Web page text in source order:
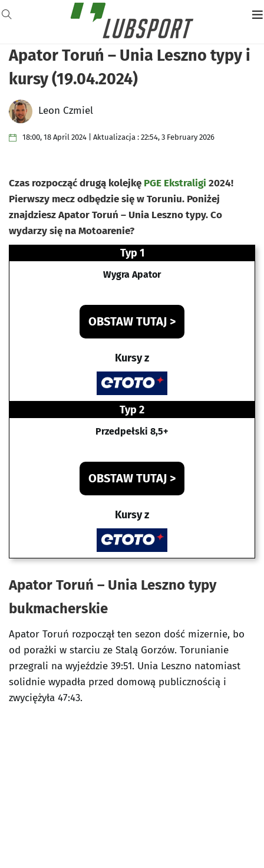
Apator Toruń – Unia Leszno typy i
kursy (19.04.2024)
Leon Czmiel
18:00, 18 April 2024 | Aktualizacja : 22:54, 3 February 2026
Czas rozpocząć drugą kolejkę PGE Ekstraligi 2024!
Pierwszy mecz odbędzie się w Toruniu. Poniżej
znajdziesz Apator Toruń – Unia Leszno typy. Co
wydarzy się na Motoarenie?
Typ 1
Wygra Apator
OBSTAW TUTAJ >
Kursy z
Typ 2
Przedpełski 8,5+
OBSTAW TUTAJ >
Kursy z
Apator Toruń – Unia Leszno typy
bukmacherskie
Apator Toruń rozpoczął ten sezon dość mizernie, bo
od porażki w starciu ze Stalą Gorzów. Torunianie
przegrali na wyjeździe 39:51. Unia Leszno natomiast
solidnie wypadła przed domową publicznością i
zwyciężyła 47:43.